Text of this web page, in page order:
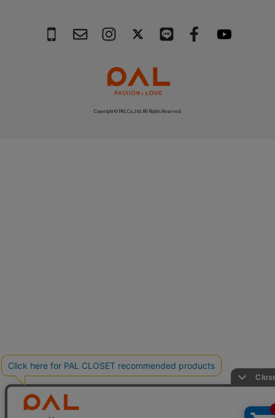
Copyright © PAL Co.,ltd. All Rights Reserved.